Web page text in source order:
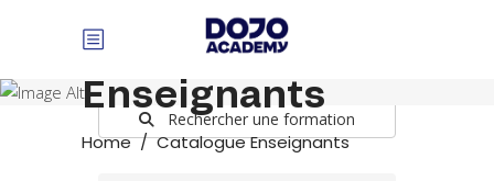
Catalogue
Enseignants
Home/Catalogue Enseignants
Rechercher une formation
Panneau de gestion des cookies